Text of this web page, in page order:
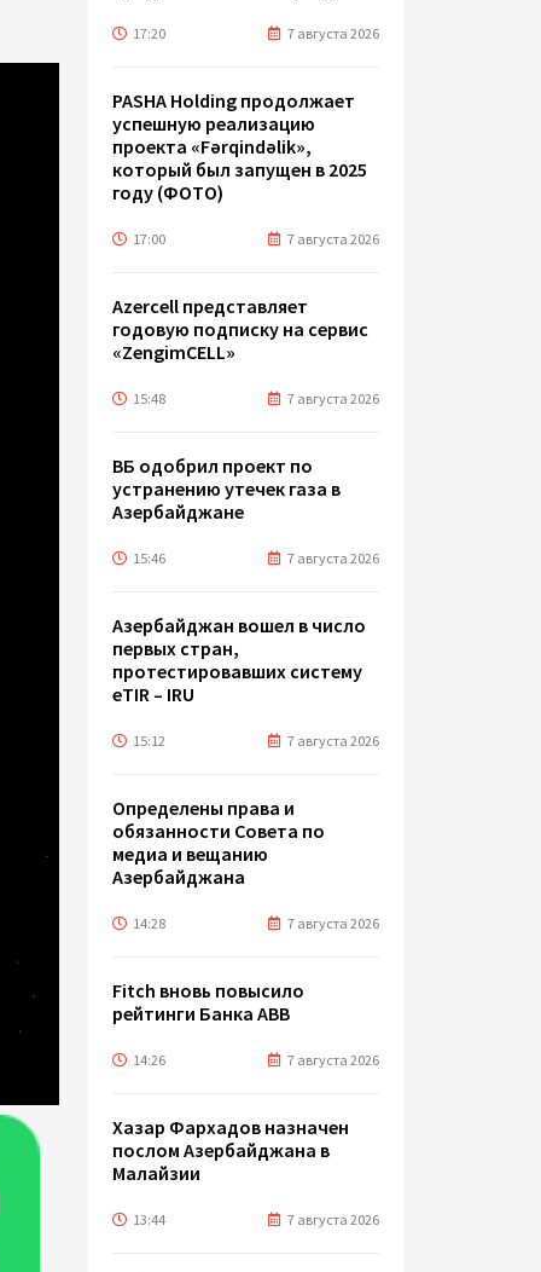
17:20 7 августа 2026
PASHA Holding продолжает
успешную реализацию
проекта «Fərqindəlik»,
который был запущен в 2025
году (ФОТО)
17:00 7 августа 2026
Azercell представляет
годовую подписку на сервис
«ZengimCELL»
15:48 7 августа 2026
ВБ одобрил проект по
устранению утечек газа в
Азербайджане
15:46 7 августа 2026
Азербайджан вошел в число
первых стран,
протестировавших систему
eTIR – IRU
15:12 7 августа 2026
Определены права и
обязанности Совета по
медиа и вещанию
Азербайджана
14:28 7 августа 2026
Fitch вновь повысило
рейтинги Банка ABB
14:26 7 августа 2026
Хазар Фархадов назначен
послом Азербайджана в
Малайзии
13:44 7 августа 2026